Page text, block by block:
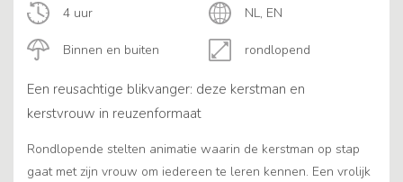
Binnen en buiten
4 uur
rondlopend
NL, EN
Een reusachtige blikvanger: deze kerstman en
kerstvrouw in reuzenformaat
Rondlopende stelten animatie waarin de kerstman op stap
gaat met zijn vrouw om iedereen te leren kennen. Een vrolijk